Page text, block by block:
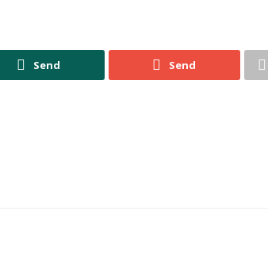
Send Send